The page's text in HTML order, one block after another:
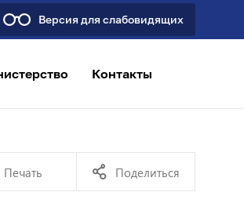
Версия для слабовидящих
Контакты
Печать Поделиться